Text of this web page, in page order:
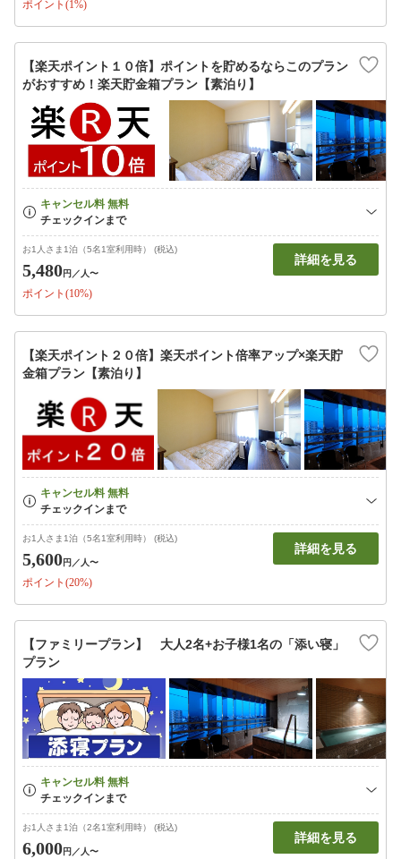
ポイント(1%)
【楽天ポイント１０倍】ポイントを貯めるならこのプラン
がおすすめ！楽天貯金箱プラン【素泊り】
お1人さま1泊（5名1室利用時） (税込)
5,480円 ／人〜
ポイント(10%)
詳細を見る
【楽天ポイント２０倍】楽天ポイント倍率アップ×楽天貯
金箱プラン【素泊り】
お1人さま1泊（5名1室利用時） (税込)
5,600円 ／人〜
ポイント(20%)
詳細を見る
【ファミリープラン】 大人2名+お子様1名の「添い寝」
プラン
お1人さま1泊（2名1室利用時） (税込)
6,000円 ／人〜
詳細を見る